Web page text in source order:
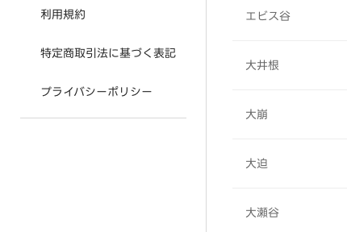
利用規約
特定商取引法に基づく表記
プライバシーポリシー
エビス谷
大井根
大崩
大迫
大瀬谷